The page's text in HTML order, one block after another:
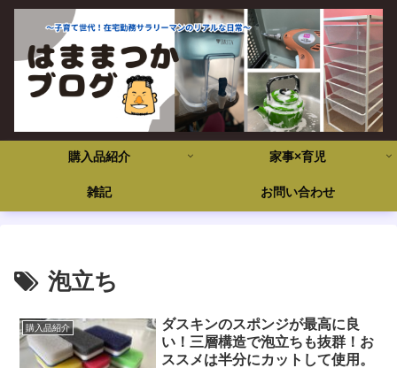
購入品紹介 家事×育児
雑記 お問い合わせ
泡立ち
購入品紹介
ダスキンのスポンジが最高に良
い！三層構造で泡立ちも抜群！お
ススメは半分にカットして使用。